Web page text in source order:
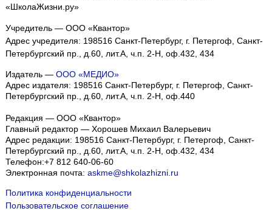
«ШколаЖизни.ру»
Учредитель — ООО «Квантор»
Адрес учредителя: 198516 Санкт-Петербург, г. Петергоф, Санкт-
Петербургский пр., д.60, лит.А, ч.п. 2-Н, оф.432, 434
Издатель — ООО «МЕДИО»
Адрес издателя: 198516 Санкт-Петербург, г. Петергоф, Санкт-
Петербургский пр., д.60, лит.А, ч.п. 2-Н, оф.440
Редакция — ООО «Квантор»
Главный редактор — Хорошев Михаил Валерьевич
Адрес редакции: 198516 Санкт-Петербург, г. Петергоф, Санкт-
Петербургский пр., д.60, лит.А, ч.п. 2-Н, оф.432, 434
Телефон:+7 812 640-06-60
Электронная почта: askme@shkolazhizni.ru
Политика конфиденциальности
Пользовательское соглашение